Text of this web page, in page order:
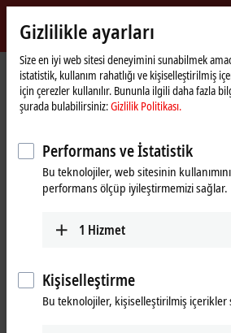
Beckhoff
-
New
Automation
Technology
Ana
sayfa
Ürünler I/O I/O-specific accessories
ZK1093-3291-0xxx
ZK1093-3291-0xxx |
cable, PUR, AWG26,
Gizlilikle ayarları
Size en iyi web sitesi deneyimini sunabilmek
istatistik, kullanım rahatlığı ve kişiselleştirilmiş
için çerezler kullanılır. Bununla ilgili daha fazla
şurada bulabilirsiniz:Gizlilik Politikası.
Performans ve İstatistik
Bu teknolojiler, web sitesinin
performans ölçüp iyileştirmemizi sağlar.
1 Hizmet
Kişiselleştirme
Bu teknolojiler, kişiselleştirilmiş içerikler